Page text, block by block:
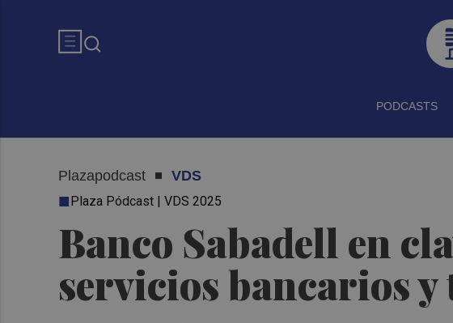
PODCASTS
Plazapodcast VDS
Banco Sabadell en
servicios bancarios y
Plaza Pódcast | VDS 2025